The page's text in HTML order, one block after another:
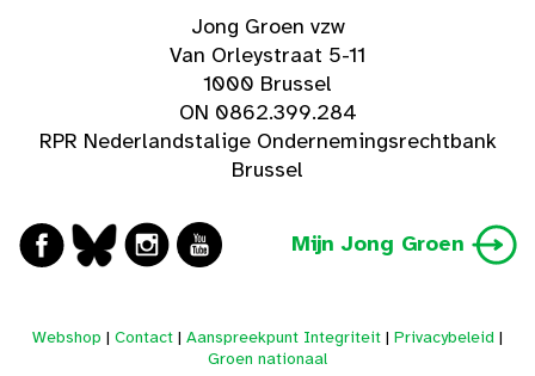
Jong Groen vzw
Van Orleystraat 5-11
1000 Brussel
ON 0862.399.284
RPR Nederlandstalige Ondernemingsrechtbank
Brussel
Mijn Jong Groen
Webshop | Contact | Aanspreekpunt Integriteit | Privacybeleid |
Groen nationaal